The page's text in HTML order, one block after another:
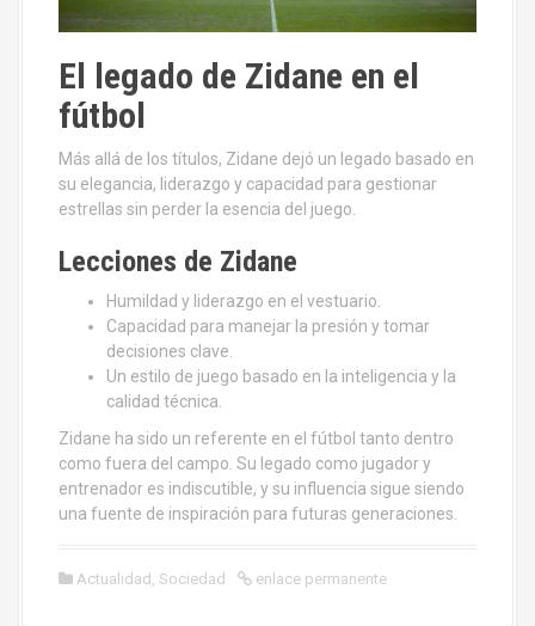
El legado de Zidane en el
fútbol
Más allá de los títulos, Zidane dejó un legado basado en
su elegancia, liderazgo y capacidad para gestionar
estrellas sin perder la esencia del juego.
Lecciones de Zidane
Humildad y liderazgo en el vestuario.
Capacidad para manejar la presión y tomar
decisiones clave.
Un estilo de juego basado en la inteligencia y la
calidad técnica.
Zidane ha sido un referente en el fútbol tanto dentro
como fuera del campo. Su legado como jugador y
entrenador es indiscutible, y su influencia sigue siendo
una fuente de inspiración para futuras generaciones.
Actualidad Sociedad enlace permanente